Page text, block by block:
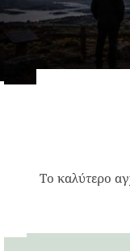
Το καλύτερο